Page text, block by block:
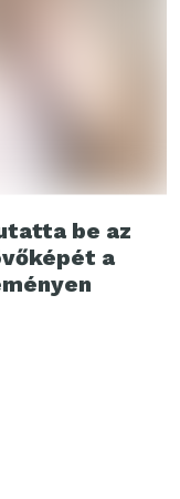
be az
a